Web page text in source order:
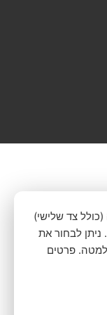
צד שלישי)
ניתן לבחור את
פרטים